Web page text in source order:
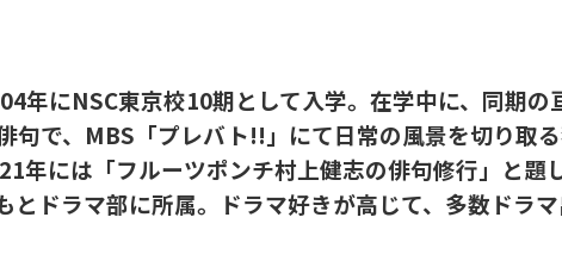
年にNSC東京校10期として入学。在学中に、同期の
句で、MBS「プレバト!!」にて日常の風景を切り取
年には「フルーツポンチ村上健志の俳句修行」と題
ドラマ部に所属。ドラマ好きが高じて、多数ドラ